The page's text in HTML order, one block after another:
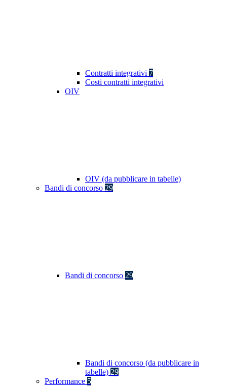
Contratti integrativi 7
Costi contratti integrativi
OIV
OIV (da pubblicare in tabelle)
Bandi di concorso 29
Bandi di concorso 29
Bandi di concorso (da pubblicare in
tabelle) 29
Performance 5